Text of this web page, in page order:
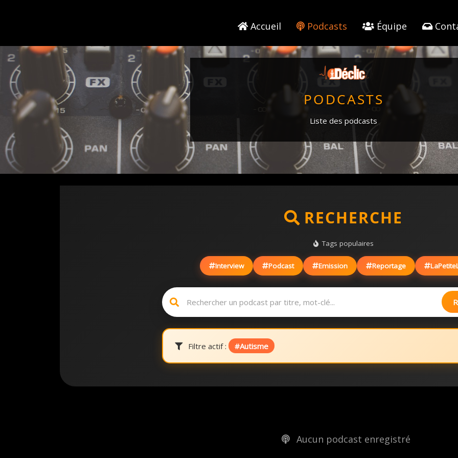
Accueil Podcasts Équipe
PODCASTS
Liste des podcasts
RECHERCHE
Tags populaires
Interview Podcast Emission Reportage
Filtre actif : #Autisme
Aucun podcast enregistré